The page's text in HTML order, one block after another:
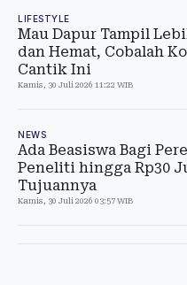
LIFESTYLE
Mau Dapur Tampil
dan Hemat, Cobalah
Cantik Ini
Kamis, 30 Juli 2026 11:22 WIB
NEWS
Ada Beasiswa Bagi
Peneliti hingga Rp30
Tujuannya
Kamis, 30 Juli 2026 03:57 WIB